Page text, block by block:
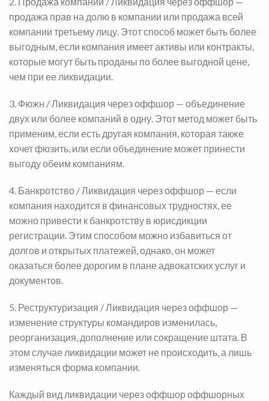
продажа прав на долю в компании или продажа всей
компании третьему лицу. Этот способ может быть более
выгодным, если компания имеет активы или контракты,
которые могут быть проданы по более выгодной цене,
чем при ее ликвидации.
3. Фюжн /Ликвидация через оффшор — объединение
двух или более компаний в одну. Этот метод может быть
применим, если есть другая компания, которая также
хочет фюзить, или если объединение может принести
выгоду обеим компаниям.
4. Банкротство /Ликвидация через оффшор — если
компания находится в финансовых трудностях, ее
можно привести к банкротству в юрисдикции
регистрации. Этим способом можно избавиться от
долгов и открытых платежей, однако, он может
оказаться более дорогим в плане адвокатских услуг и
документов.
5. Реструктуризация /Ликвидация через оффшор —
изменение структуры командиров изменилась,
реорганизация, дополнение или сокращение штата. В
этом случае ликвидации может не происходить, а лишь
изменяться форма компании.
Каждый вид ликвидации через оффшороффшорных